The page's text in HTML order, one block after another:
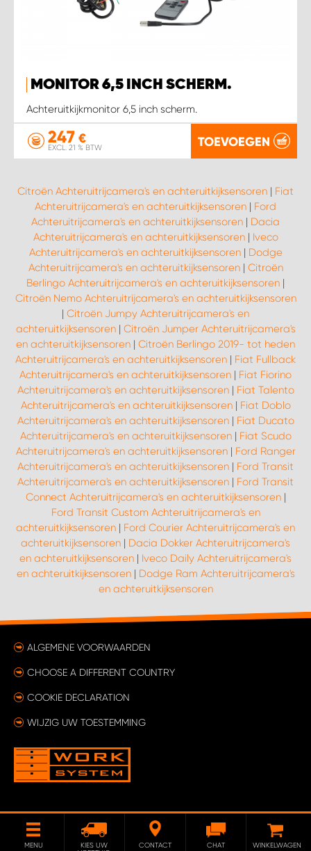
MONITOR 6,5 INCH SCHERM.
Achteruitkijkmonitor 6,5 inch scherm.
247 €
EXCL. 21 % BTW TOEVOEGEN
Citroën Achteruitrijcamera's en achteruitkijksensoren | Fiat
Achteruitrijcamera's en achteruitkijksensoren | Ford
Achteruitrijcamera's en achteruitkijksensoren | Dacia
Achteruitrijcamera's en achteruitkijksensoren| Iveco
Achteruitrijcamera's en achteruitkijksensoren| Dodge
Achteruitrijcamera's en achteruitkijksensoren| Citroën
Berlingo Achteruitrijcamera's en achteruitkijksensoren |
Citroën Nemo Achteruitrijcamera's en achteruitkijksensoren
| Citroën Jumpy Achteruitrijcamera's en
achteruitkijksensoren| Citroën Jumper Achteruitrijcamera's
en achteruitkijksensoren | Citroën Berlingo 2019- tot heden
Achteruitrijcamera's en achteruitkijksensoren | Fiat Fullback
Achteruitrijcamera's en achteruitkijksensoren | Fiat Fiorino
Achteruitrijcamera's en achteruitkijksensoren| Fiat Talento
Achteruitrijcamera's en achteruitkijksensoren| Fiat Doblo
Achteruitrijcamera's en achteruitkijksensoren| Fiat Ducato
Achteruitrijcamera's en achteruitkijksensoren| Fiat Scudo
Achteruitrijcamera's en achteruitkijksensoren| Ford Ranger
Achteruitrijcamera's en achteruitkijksensoren | Ford Transit
Achteruitrijcamera's en achteruitkijksensoren | Ford Transit
Connect Achteruitrijcamera's en achteruitkijksensoren|
Ford Transit Custom Achteruitrijcamera's en
achteruitkijksensoren | Ford Courier Achteruitrijcamera's en
achteruitkijksensoren | Dacia Dokker Achteruitrijcamera's
en achteruitkijksensoren | Iveco Daily Achteruitrijcamera's
en achteruitkijksensoren| Dodge Ram Achteruitrijcamera's
en achteruitkijksensoren
ALGEMENE VOORWAARDEN
CHOOSE A DIFFERENT COUNTRY
COOKIE DECLARATION
WIJZIG UW TOESTEMMING
MENU
KIES UW
CONTACT CHAT WINKELWAGEN